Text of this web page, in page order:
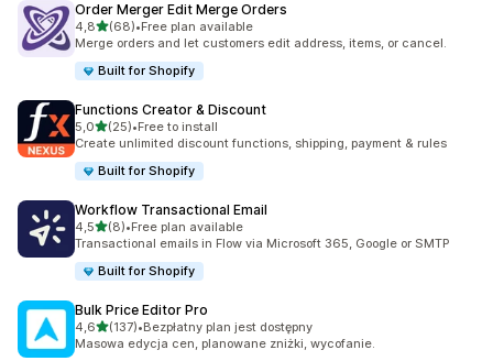
Order Merger Edit Merge Orders
4,8na 5 gwiazdek
(68)
Łączna liczba recenzji: 68
•Free plan available
Merge orders and let customers edit address, items, or cancel.
Built for Shopify
Functions Creator & Discount
5,0na 5 gwiazdek
(25)
Łączna liczba recenzji: 25
•Free to install
Create unlimited discount functions, shipping, payment & rules
Built for Shopify
Workflow Transactional Email
4,5na 5 gwiazdek
(8)
Łączna liczba recenzji: 8
•Free plan available
Transactional emails in Flow via Microsoft 365, Google or SMTP
Built for Shopify
Bulk Price Editor Pro
4,6na 5 gwiazdek
(137)
Łączna liczba recenzji: 137
•Bezpłatny plan jest dostępny
Masowa edycja cen, planowane zniżki, wycofanie.